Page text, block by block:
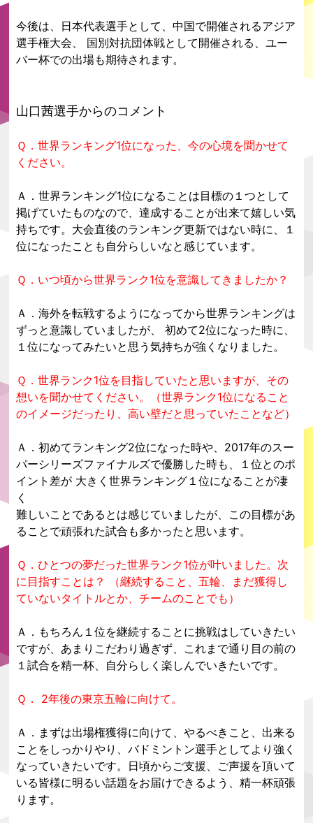
今後は、日本代表選手として、中国で開催されるアジア
選手権大会、 国別対抗団体戦として開催される、ユー
バー杯での出場も期待されます。
山口茜選手からのコメント
Ｑ．世界ランキング1位になった、今の心境を聞かせて
ください。
Ａ．世界ランキング1位になることは目標の１つとして
掲げていたものなので、達成することが出来て嬉しい気
持ちです。大会直後のランキング更新ではない時に、１
位になったことも自分らしいなと感じています。
Ｑ．いつ頃から世界ランク1位を意識してきましたか？
Ａ．海外を転戦するようになってから世界ランキングは
ずっと意識していましたが、 初めて2位になった時に、
１位になってみたいと思う気持ちが強くなりました。
Ｑ．世界ランク1位を目指していたと思いますが、その
想いを聞かせてください。（世界ランク1位になること
のイメージだったり、高い壁だと思っていたことなど）
Ａ．初めてランキング2位になった時や、2017年のスー
パーシリーズファイナルズで優勝した時も、１位とのポ
イント差が 大きく世界ランキング１位になることが凄
く
難しいことであるとは感じていましたが、この目標があ
ることで頑張れた試合も多かったと思います。
Ｑ．ひとつの夢だった世界ランク1位が叶いました。次
に目指すことは？ （継続すること、五輪、まだ獲得し
ていないタイトルとか、チームのことでも）
Ａ．もちろん１位を継続することに挑戦はしていきたい
ですが、あまりこだわり過ぎず、これまで通り目の前の
１試合を精一杯、自分らしく楽しんでいきたいです。
Ｑ． 2年後の東京五輪に向けて。
Ａ．まずは出場権獲得に向けて、やるべきこと、出来る
ことをしっかりやり、バドミントン選手としてより強く
なっていきたいです。日頃からご支援、ご声援を頂いて
いる皆様に明るい話題をお届けできるよう、精一杯頑張
ります。